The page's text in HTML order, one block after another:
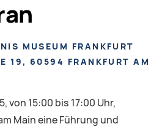
MUSEUM FRANKFURT
19, 60594 FRANKFURT AM M
von 15:00 bis 17:00 Uhr,
Main eine Führung und